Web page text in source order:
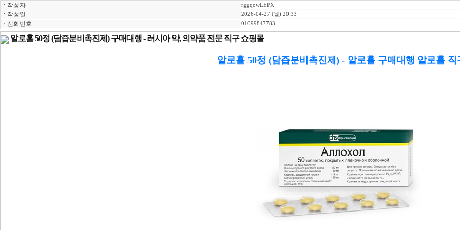
ㆍ 작성자 rggqowLEPX
ㆍ 작성일 2026-04-27 (월) 20:33
ㆍ 전화번호 01099847783
알로홀 50정 (담즙분비촉진제) 구매대행 - 러시아 약, 의약품 전문 직구 쇼핑몰
알로홀 50정 (담즙분비촉진제) - 알로홀 구매대행 알로홀 직